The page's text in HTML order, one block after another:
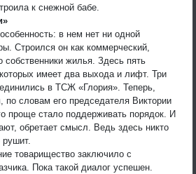
к снежной бабе.
в нем нет ни одной
Строился он как коммерческий,
собственники жилья. Здесь пять
имеет два выхода и лифт. Три
в ТСЖ «Глория». Теперь,
по словам его председателя Виктории
проще стало поддерживать порядок. И
обретает смысл. Ведь здесь никто
товарищество заключило с
Пока такой диалог успешен.